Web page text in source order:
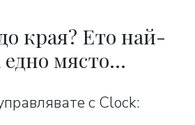
края? Ето най-
място…
с Clock: